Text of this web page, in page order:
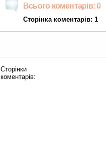
Всього коментарів: 0
Сторінка коментарів: 1
Сторінки
коментарів: